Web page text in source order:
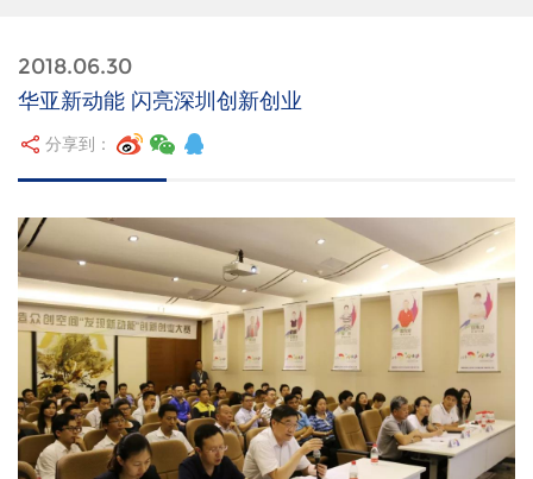
2018.06.30
华亚新动能 闪亮深圳创新创业
分享到：